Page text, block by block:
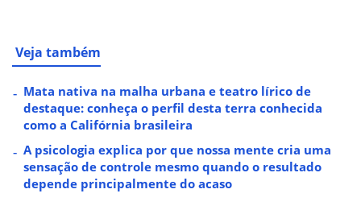
Veja também
Mata nativa na malha urbana e teatro lírico de
destaque: conheça o perfil desta terra conhecida
como a Califórnia brasileira
A psicologia explica por que nossa mente cria uma
sensação de controle mesmo quando o resultado
depende principalmente do acaso